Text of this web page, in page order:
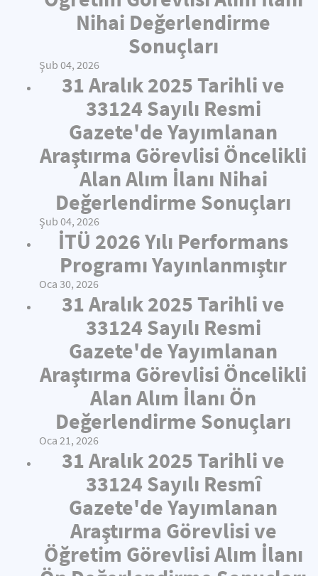
Nihai Değerlendirme
Sonuçları
Şub 04, 2026
31 Aralık 2025 Tarihli ve
33124 Sayılı Resmi
Gazete'de Yayımlanan
Araştırma Görevlisi Öncelikli
Alan Alım İlanı Nihai
Değerlendirme Sonuçları
Şub 04, 2026
İTÜ 2026 Yılı Performans
Programı Yayınlanmıştır
Oca 30, 2026
31 Aralık 2025 Tarihli ve
33124 Sayılı Resmi
Gazete'de Yayımlanan
Araştırma Görevlisi Öncelikli
Alan Alım İlanı Ön
Değerlendirme Sonuçları
Oca 21, 2026
31 Aralık 2025 Tarihli ve
33124 Sayılı Resmî
Gazete'de Yayımlanan
Araştırma Görevlisi ve
Öğretim Görevlisi Alım İlanı